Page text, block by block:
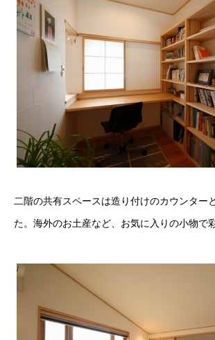
二階の共有スペースは造り付けのカウンター
た。海外のお土産など、お気に入りの小物で